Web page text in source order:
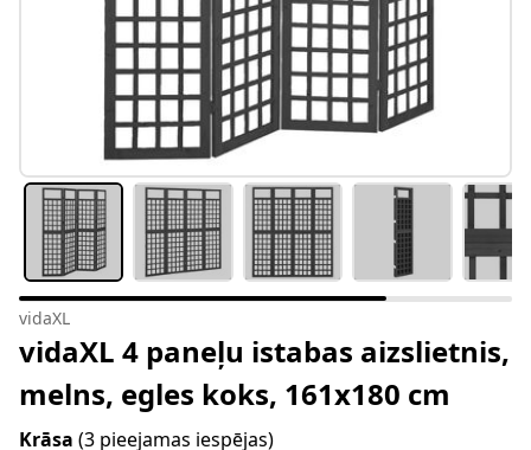
vidaXL
vidaXL 4 paneļu istabas aizslietnis,
melns, egles koks, 161x180 cm
Krāsa (3 pieejamas iespējas)